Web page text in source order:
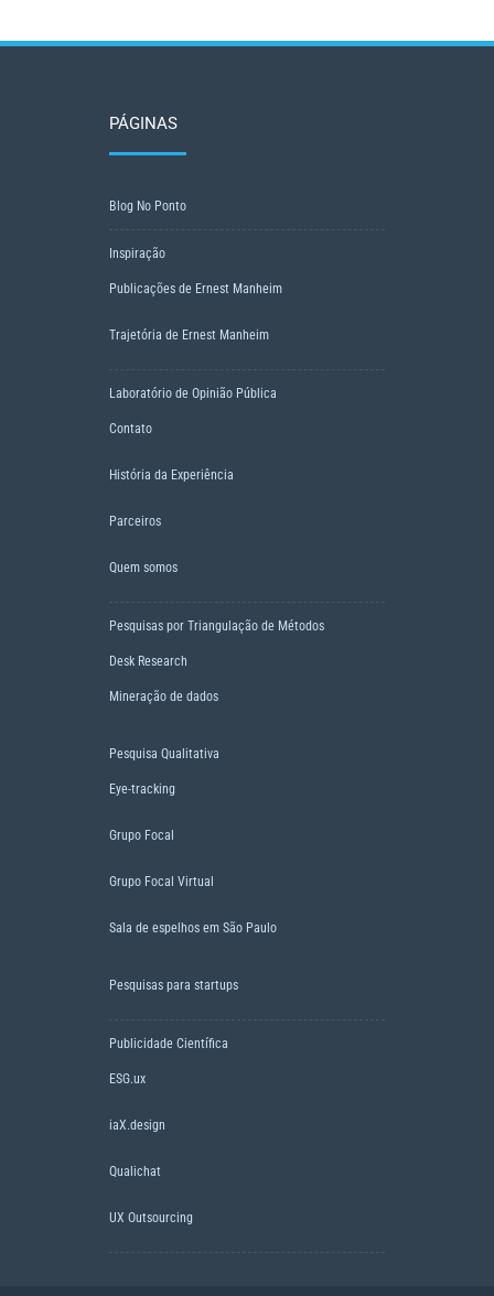
PÁGINAS
Blog No Ponto
Inspiração
Publicações de Ernest Manheim
Trajetória de Ernest Manheim
Laboratório de Opinião Pública
Contato
História da Experiência
Parceiros
Quem somos
Pesquisas por Triangulação de Métodos
Desk Research
Mineração de dados
Pesquisa Qualitativa
Eye-tracking
Grupo Focal
Grupo Focal Virtual
Sala de espelhos em São Paulo
Pesquisas para startups
Publicidade Científica
ESG.ux
iaX.design
Qualichat
UX Outsourcing